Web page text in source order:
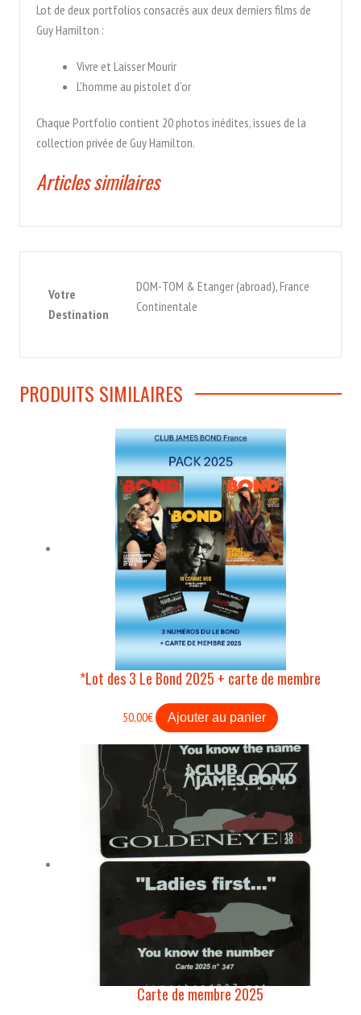
Lot de deux portfolios consacrés aux deux derniers films de
Guy Hamilton :
Vivre et Laisser Mourir
L’homme au pistolet d’or
Chaque Portfolio contient 20 photos inédites, issues de la
collection privée de Guy Hamilton.
Articles similaires
Votre
Destination
DOM-TOM & Etanger (abroad), France
Continentale
PRODUITS SIMILAIRES
*Lot des 3 Le Bond 2025 + carte de membre
50,00€ Ajouter au panier
Carte de membre 2025